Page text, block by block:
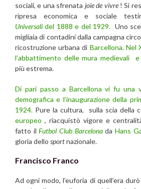
sociali, e una sfrenata joie de vivre! Si
ripresa economica e sociale
Universalidel 1888 e del 1929.Uno
migliaia di contadini dalla campagna
ricostruzione urbana di Barcellona. Nel
l’abbattimento delle mura medievali e
più estrema.
Di pari passo a Barcellona vi fu una
demografica e l’inaugurazione della
1924. Pure la cultura, sulla scia della
europeo , riacquistò vigore e
fatto ilFutbol Club BarcelonadaHans
gloria dello sportnazionale.
Francisco Franco
Ad ogni modo, l’euforia di quell’era